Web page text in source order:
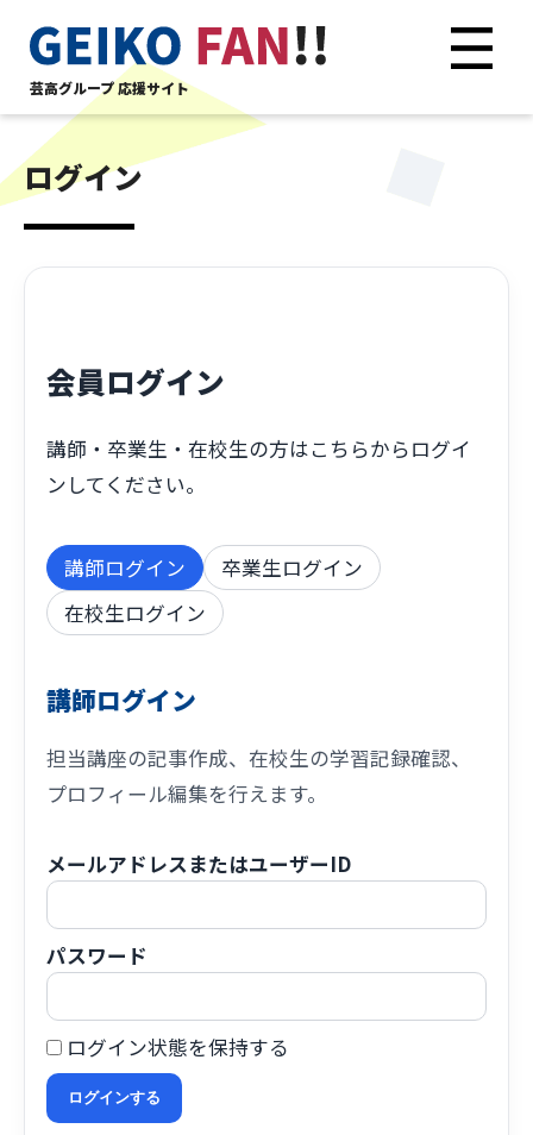
芸高グループ 応援サイト
ログイン
会員ログイン
講師・卒業生・在校生の方はこちらからログイ
ンしてください。
講師ログイン
卒業生ログイン
在校生ログイン
講師ログイン
担当講座の記事作成、在校生の学習記録確認、
プロフィール編集を行えます。
メールアドレスまたはユーザーID
パスワード
ログイン状態を保持する
ログインする